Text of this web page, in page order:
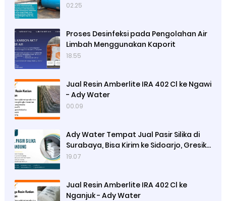
02.25
Proses Desinfeksi pada Pengolahan Air
Limbah Menggunakan Kaporit
18.55
Jual Resin Amberlite IRA 402 Cl ke Ngawi
- Ady Water
00.09
Ady Water Tempat Jual Pasir Silika di
Surabaya, Bisa Kirim ke Sidoarjo, Gresik,
Semarang
19.07
Jual Resin Amberlite IRA 402 Cl ke
Nganjuk - Ady Water